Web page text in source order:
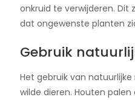
onkruid te verwijderen.
dat ongewenste planten
Gebruik
Het gebruik van
wilde dieren. Houten